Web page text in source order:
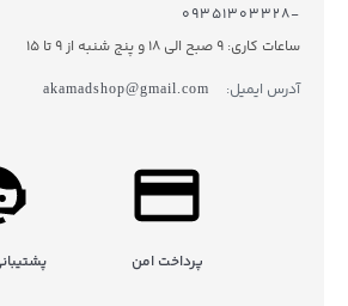
-۰۹۳۵۱۳۰۳۳۲۸
ساعات کاری: 9 صبح الی 18 و پنج شنبه از 9 تا ۱5
آدرس ایمیل:
akamadshop@gmail.com
پرداخت امن